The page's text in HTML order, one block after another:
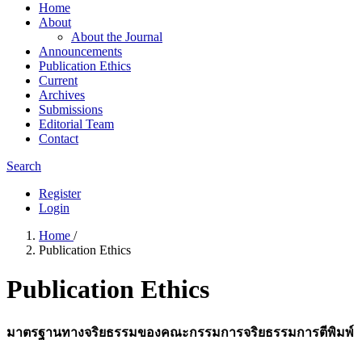
Home
About
About the Journal
Announcements
Publication Ethics
Current
Archives
Submissions
Editorial Team
Contact
Search
Register
Login
Home /
Publication Ethics
Publication Ethics
มาตรฐานทางจริยธรรมของคณะกรรมการจริยธรรมการตีพิมพ์